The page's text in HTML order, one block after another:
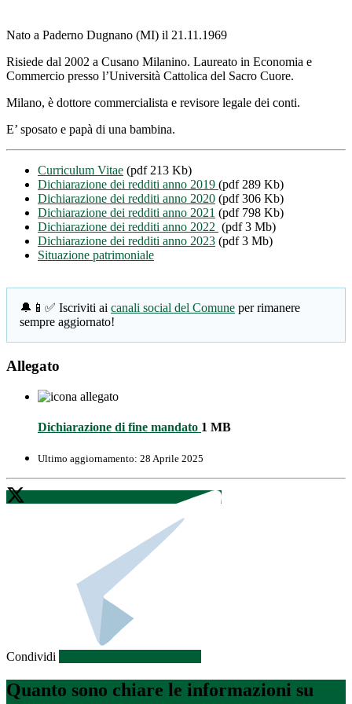
Nato a Paderno Dugnano (MI) il 21.11.1969
Risiede dal 2002 a Cusano Milanino. Laureato in Economia e
Commercio presso l’Università Cattolica del Sacro Cuore.
Milano, è dottore commercialista e revisore legale dei conti.
E’ sposato e papà di una bambina.
Curriculum Vitae (pdf 213 Kb)
Dichiarazione dei redditi anno 2019 (pdf 289 Kb)
Dichiarazione dei redditi anno 2020 (pdf 306 Kb)
Dichiarazione dei redditi anno 2021 (pdf 798 Kb)
Dichiarazione dei redditi anno 2022 (pdf 3 Mb)
Dichiarazione dei redditi anno 2023 (pdf 3 Mb)
Situazione patrimoniale
🔔📱✅ Iscriviti ai canali social del Comune per rimanere
sempre aggiornato!
Allegato
Dichiarazione di fine mandato 1 MB
Ultimo aggiornamento: 28 Aprile 2025
Condividi
Quanto sono chiare le informazioni su